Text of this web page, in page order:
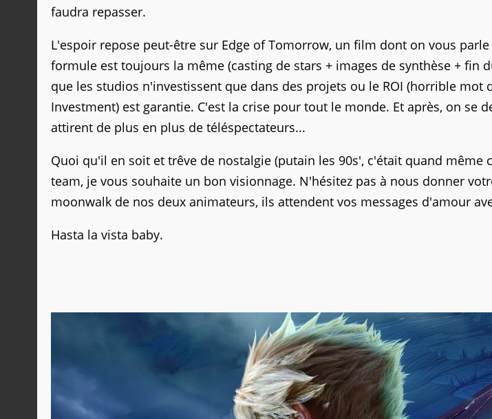
faudra repasser.
L'espoir repose peut-être sur Edge of Tomorrow, un film dont on vous
formule est toujours la même (casting de stars + images de synthèse + fin
que les studios n'investissent que dans des projets ou le ROI (horrible mot
Investment) est garantie. C'est la crise pour tout le monde. Et après, on se
attirent de plus en plus de téléspectateurs...
Quoi qu'il en soit et trêve de nostalgie (putain les 90s', c'était quand même
team, je vous souhaite un bon visionnage. N'hésitez pas à nous donner
moonwalk de nos deux animateurs, ils attendent vos messages d'amour
Hasta la vista baby.